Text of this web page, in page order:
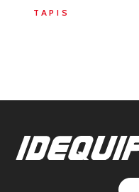
TAPIS